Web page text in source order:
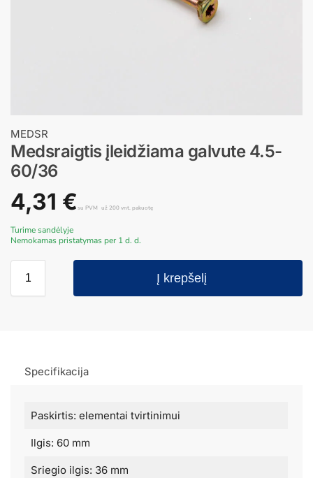
MEDSR
Medsraigtis įleidžiama galvute 4.5-
60/36
4,31 €su PVM už 200 vnt. pakuotę
Turime sandėlyje
Nemokamas pristatymas per 1 d. d.
Į krepšelį
Specifikacija
Paskirtis: elementai tvirtinimui
Ilgis: 60 mm
Sriegio ilgis: 36 mm